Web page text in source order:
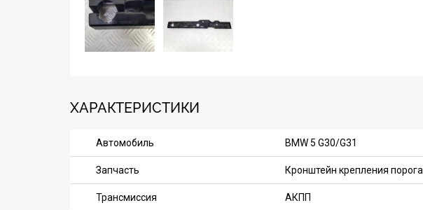
ХАРАКТЕРИСТИКИ
Автомобиль BMW 5 G30/G31
Запчасть Кронштейн крепления порога
Трансмиссия АКПП